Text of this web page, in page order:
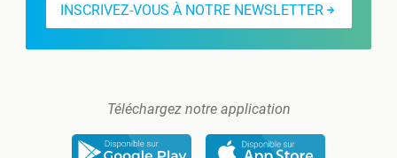
INSCRIVEZ-VOUS À NOTRE NEWSLETTER
Téléchargez notre application